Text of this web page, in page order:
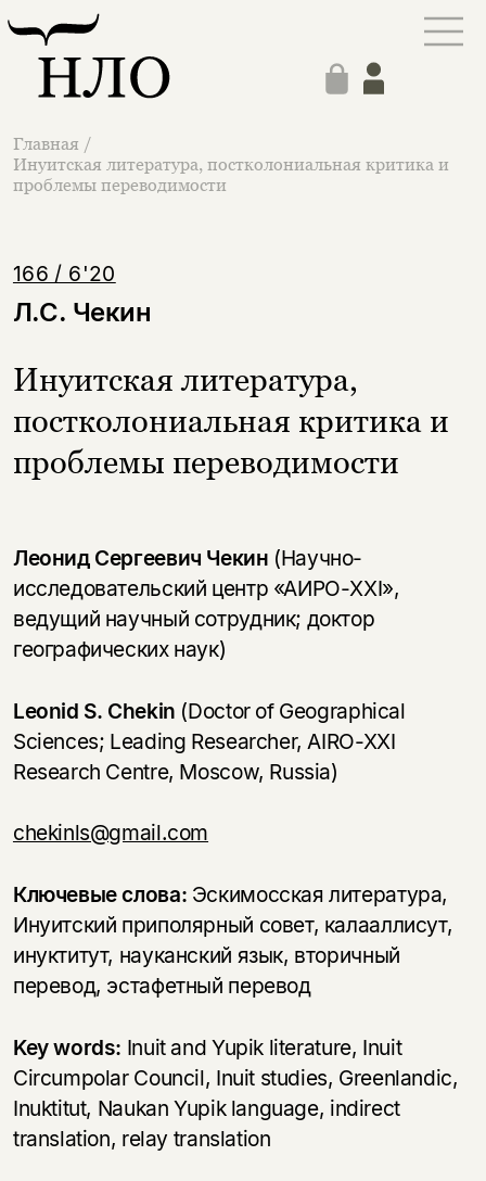
Главная /
Инуитская литература, постколониальная критика и
проблемы переводимости
166 / 6'20
Л.С. Чекин
Инуитская литература,
постколониальная критика и
проблемы переводимости
Леонид Сергеевич Чекин (Научно-
исследовательский центр «АИРО-XXI»,
ведущий научный сотрудник; доктор
географических наук)
Leonid S. Chekin (Doctor of Geographical
Sciences; Leading Researcher, AIRO-XXI
Research Centre, Moscow, Russia)
chekinls@gmail.com
Ключевые слова: Эскимосская литература,
Инуитский приполярный совет, калааллисут,
инуктитут, науканский язык, вторичный
перевод, эстафетный перевод
Key words: Inuit and Yupik literature, Inuit
Circumpolar Council, Inuit studies, Greenlandic,
Inuktitut, Naukan Yupik language, indirect
translation, relay translation